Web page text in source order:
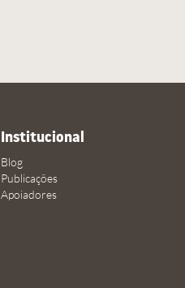
Institucional
Blog
Publicações
Apoiadores